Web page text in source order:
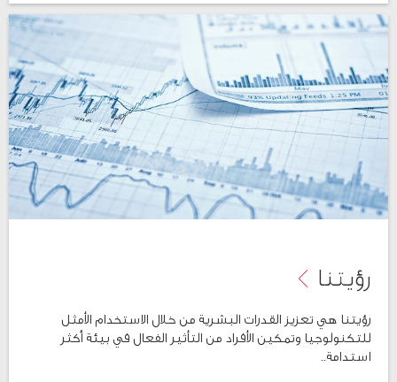
رؤيتنا
رؤيتنا هي تعزيز القدرات البشرية من خلال الاستخدام الأمثل
للتكنولوجيا وتمكين الأفراد من التأثير الفعال في بيئة أكثر
استدامة..